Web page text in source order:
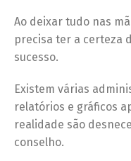
Ao deixar tudo nas
precisa ter a certeza
sucesso.
Existem várias
relatórios e gráficos
realidade são
conselho.